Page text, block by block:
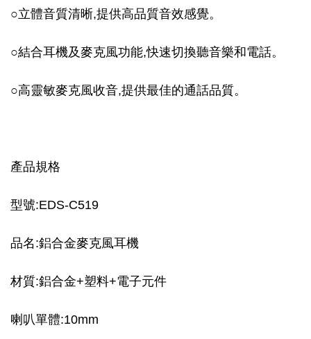
○立體音質清晰,提供高品質音效感覺。
○結合耳機及麥克風功能,快速切換聽音樂和電話。
○高靈敏麥克風收音,提供最佳的通話品質。
產品規格
型號:EDS-C519
品名:鋁合金麥克風耳機
材質:鋁合金+塑料+電子元件
喇叭單體:10mm